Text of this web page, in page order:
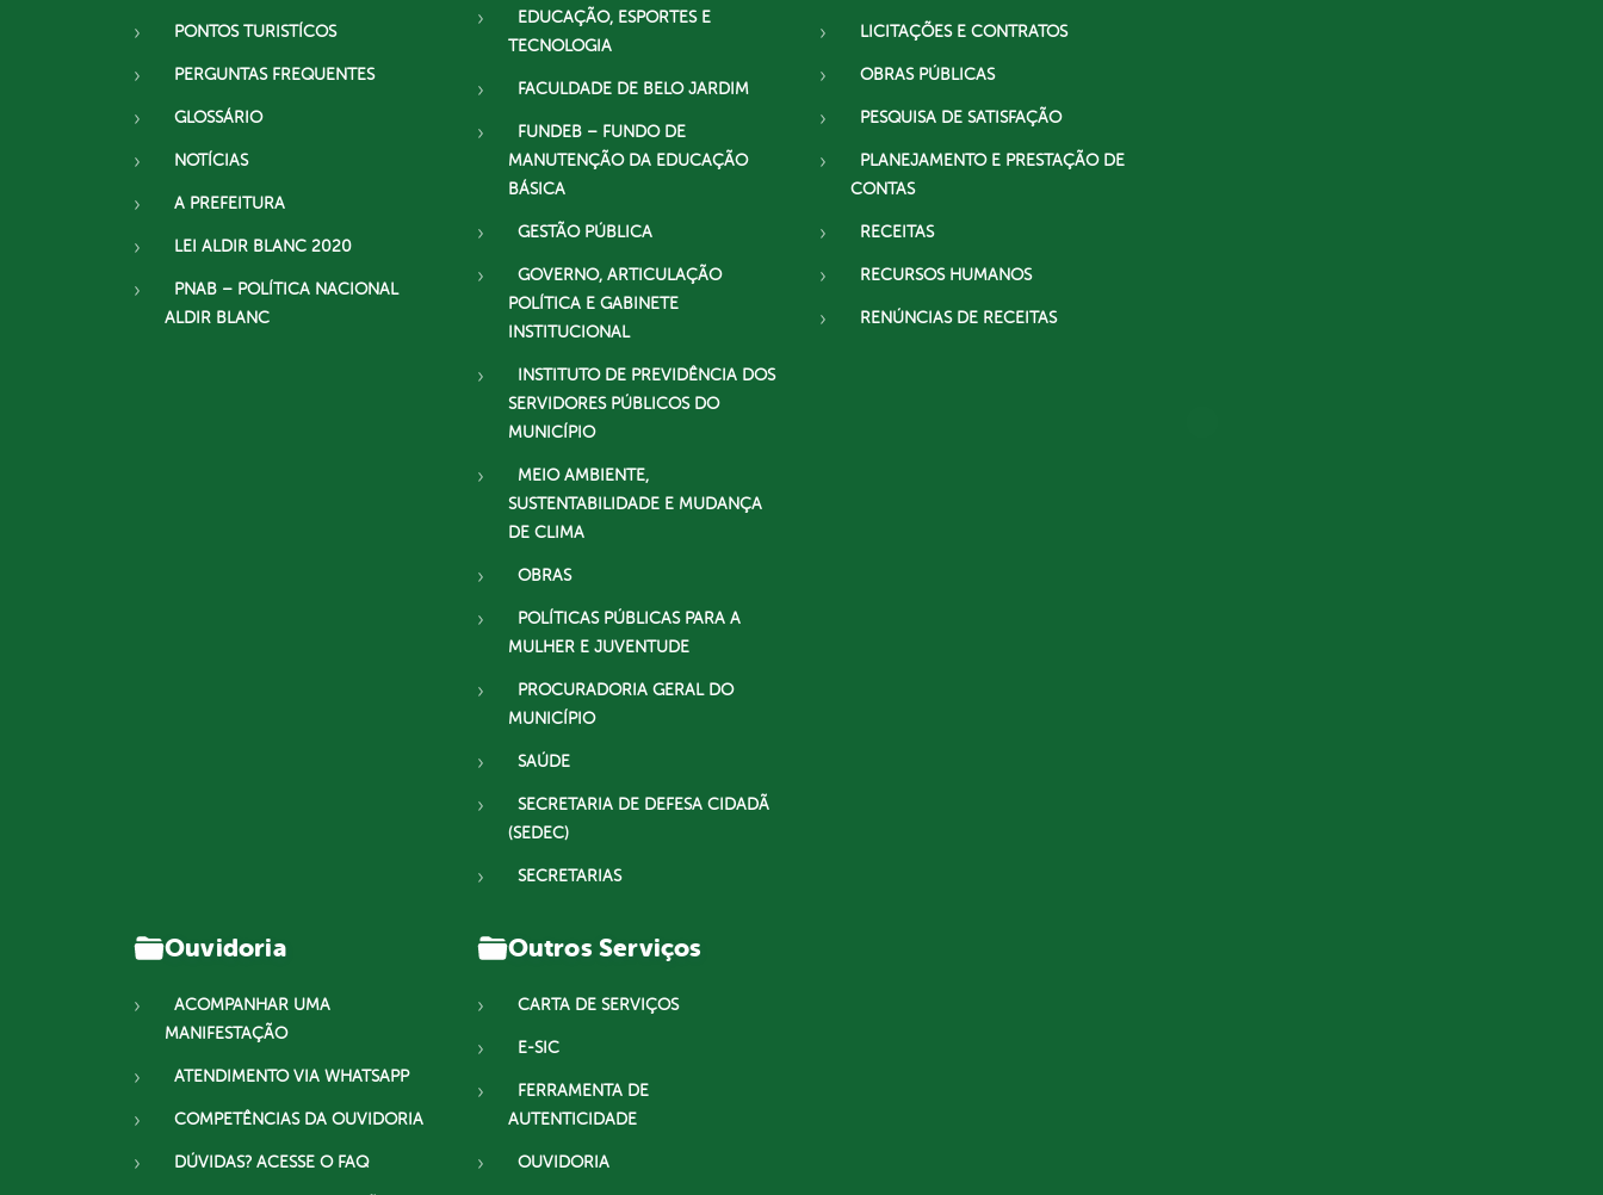
PONTOS TURISTÍCOS
PERGUNTAS FREQUENTES
GLOSSÁRIO
NOTÍCIAS
A PREFEITURA
LEI ALDIR BLANC 2020
PNAB – POLÍTICA NACIONAL
ALDIR BLANC
EDUCAÇÃO, ESPORTES E
TECNOLOGIA
FACULDADE DE BELO JARDIM
FUNDEB – FUNDO DE
MANUTENÇÃO DA EDUCAÇÃO
BÁSICA
GESTÃO PÚBLICA
GOVERNO, ARTICULAÇÃO
POLÍTICA E GABINETE
INSTITUCIONAL
INSTITUTO DE PREVIDÊNCIA DOS
SERVIDORES PÚBLICOS DO
MUNICÍPIO
MEIO AMBIENTE,
SUSTENTABILIDADE E MUDANÇA
DE CLIMA
OBRAS
POLÍTICAS PÚBLICAS PARA A
MULHER E JUVENTUDE
PROCURADORIA GERAL DO
MUNICÍPIO
SAÚDE
SECRETARIA DE DEFESA CIDADÃ
(SEDEC)
SECRETARIAS
LICITAÇÕES E CONTRATOS
OBRAS PÚBLICAS
PESQUISA DE SATISFAÇÃO
PLANEJAMENTO E PRESTAÇÃO DE
CONTAS
RECEITAS
RECURSOS HUMANOS
RENÚNCIAS DE RECEITAS
Ouvidoria
ACOMPANHAR UMA
MANIFESTAÇÃO
ATENDIMENTO VIA WHATSAPP
COMPETÊNCIAS DA OUVIDORIA
DÚVIDAS? ACESSE O FAQ
Outros Serviços
CARTA DE SERVIÇOS
E-SIC
FERRAMENTA DE
AUTENTICIDADE
OUVIDORIA